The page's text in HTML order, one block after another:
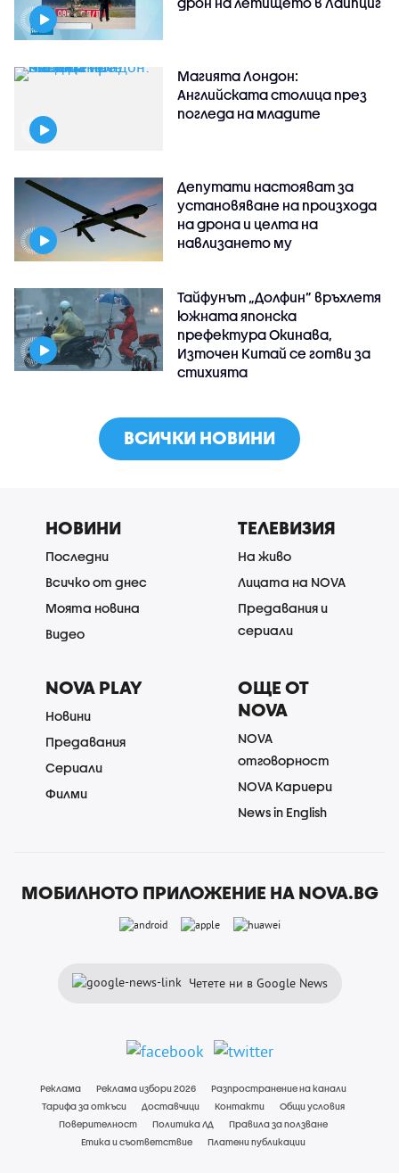
Магията Лондон:
Английската столица през
погледа на младите
Депутати настояват за
установяване на произхода
на дрона и целта на
навлизането му
Тайфунът „Долфин” връхлетя
южната японска
префектура Окинава,
Източен Китай се готви за
стихията
ВСИЧКИ НОВИНИ
НОВИНИ
Последни
Всичко от днес
Моята новина
Видео
ТЕЛЕВИЗИЯ
На живо
Лицата на NOVA
Предавания и
сериали
NOVA PLAY
Новини
Предавания
Сериали
Филми
ОЩЕ ОТ
NOVA
NOVA
отговорност
NOVA Кариери
News in English
МОБИЛНОТО ПРИЛОЖЕНИЕ НА NOVA.BG
Четете ни в Google News
Реклама Реклама избори 2026
Разпространение на канали
Тарифа за откъси
Доставчици Контакти
Общи условия
Поверителност
Политика ЛД
Правила за ползване
Етика и съответствие
Платени публикации